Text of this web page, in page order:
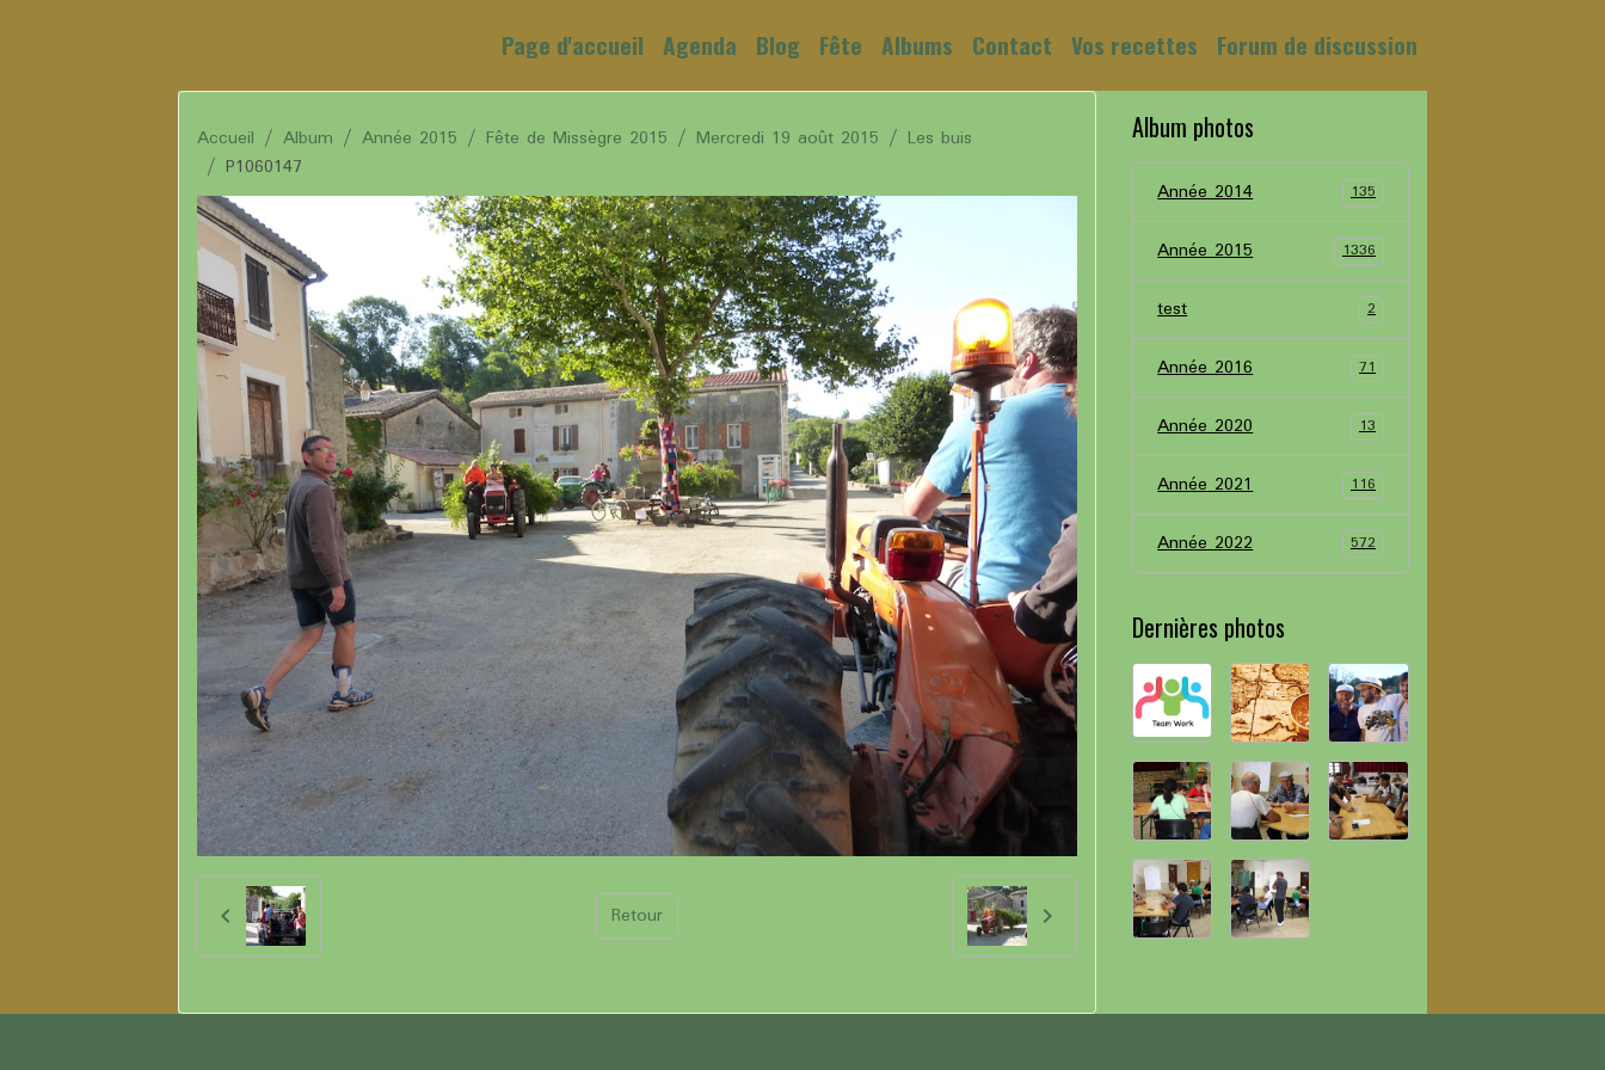
Page d'accueil Agenda Blog Fête Albums Contact Vos recettes Forum de discussion
Accueil Album Année 2015 Fête de Missègre 2015 Mercredi 19 août 2015
Les buis
P1060147
Retour
Album photos
Année 2014 135
Année 2015 1336
test 2
Année 2016 71
Année 2020 13
Année 2021 116
Année 2022 572
Dernières photos